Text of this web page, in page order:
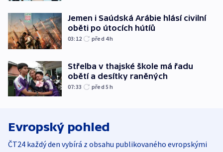
Jemen i Saúdská Arábie hlásí civilní
oběti po útocích hútíů
03:12 před 4h
Střelba v thajské škole má řadu
obětí a desítky raněných
07:33 před 5h
Evropský pohled
ČT24 každý den vybírá z obsahu publikovaného evropskými